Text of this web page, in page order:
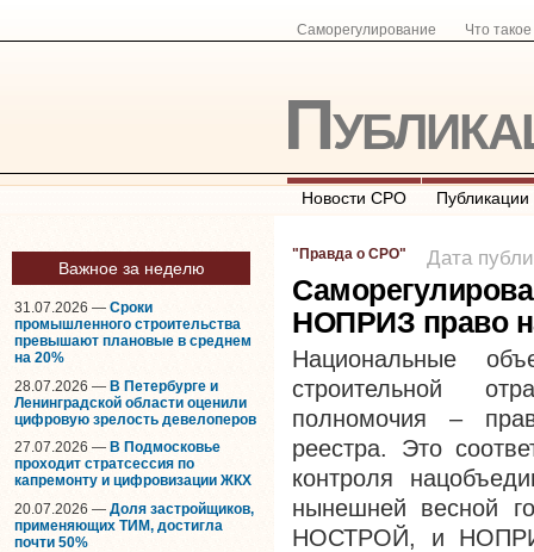
Саморегулирование Что
Новости СРО Публикации
Важное за неделю
31.07.2026 — Сроки
промышленного строительства
превышают плановые в среднем
на 20%
28.07.2026 — В Петербурге и
Ленинградской области оценили
цифровую зрелость девелоперов
27.07.2026 — В Подмосковье
проходит стратсессия по
капремонту и цифровизации ЖКХ
20.07.2026 — Доля застройщиков,
применяющих ТИМ, достигла
почти 50%
"Правда о СРО" Дата
НОПРИЗ право
Национальные
строительной
полномочия –
реестра. Это
контроля
нынешней весной
НОСТРОЙ, и